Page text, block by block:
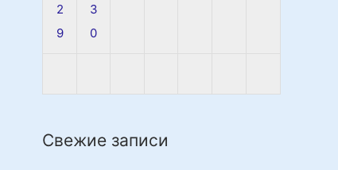
2
9
3
0
Свежие записи